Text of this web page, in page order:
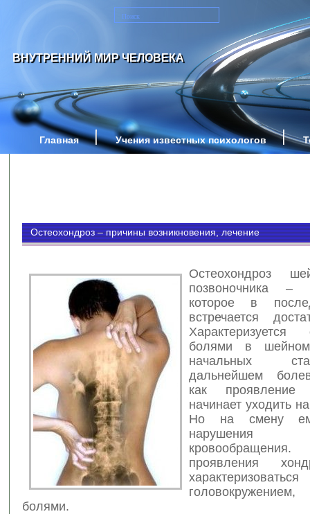
ВНУТРЕННИЙ МИР ЧЕЛОВЕКА
Главная Учения известных психологов
Остеохондроз – причины возникновения, лечение
Остеохондроз
позвоночника –
которое в
встречается
Характеризуется
болями в
начальных
дальнейшем
как проявление
начинает уходить
Но на смену
нарушения
проявления
характеризоваться
болями.